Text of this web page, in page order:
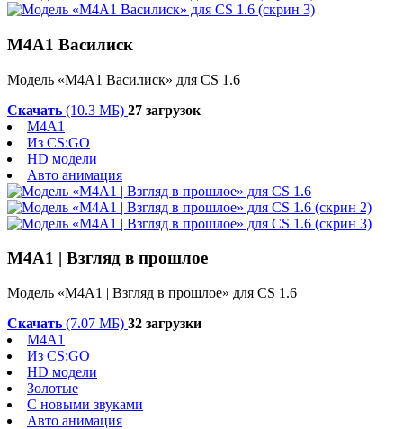
М4А1 Василиск
Модель «М4А1 Василиск» для CS 1.6
Скачать (10.3 МБ) 27 загрузок
M4A1
Из CS:GO
HD модели
Авто анимация
М4А1 | Взгляд в прошлое
Модель «М4А1 | Взгляд в прошлое» для CS 1.6
Скачать (7.07 МБ) 32 загрузки
M4A1
Из CS:GO
HD модели
Золотые
С новыми звуками
Авто анимация